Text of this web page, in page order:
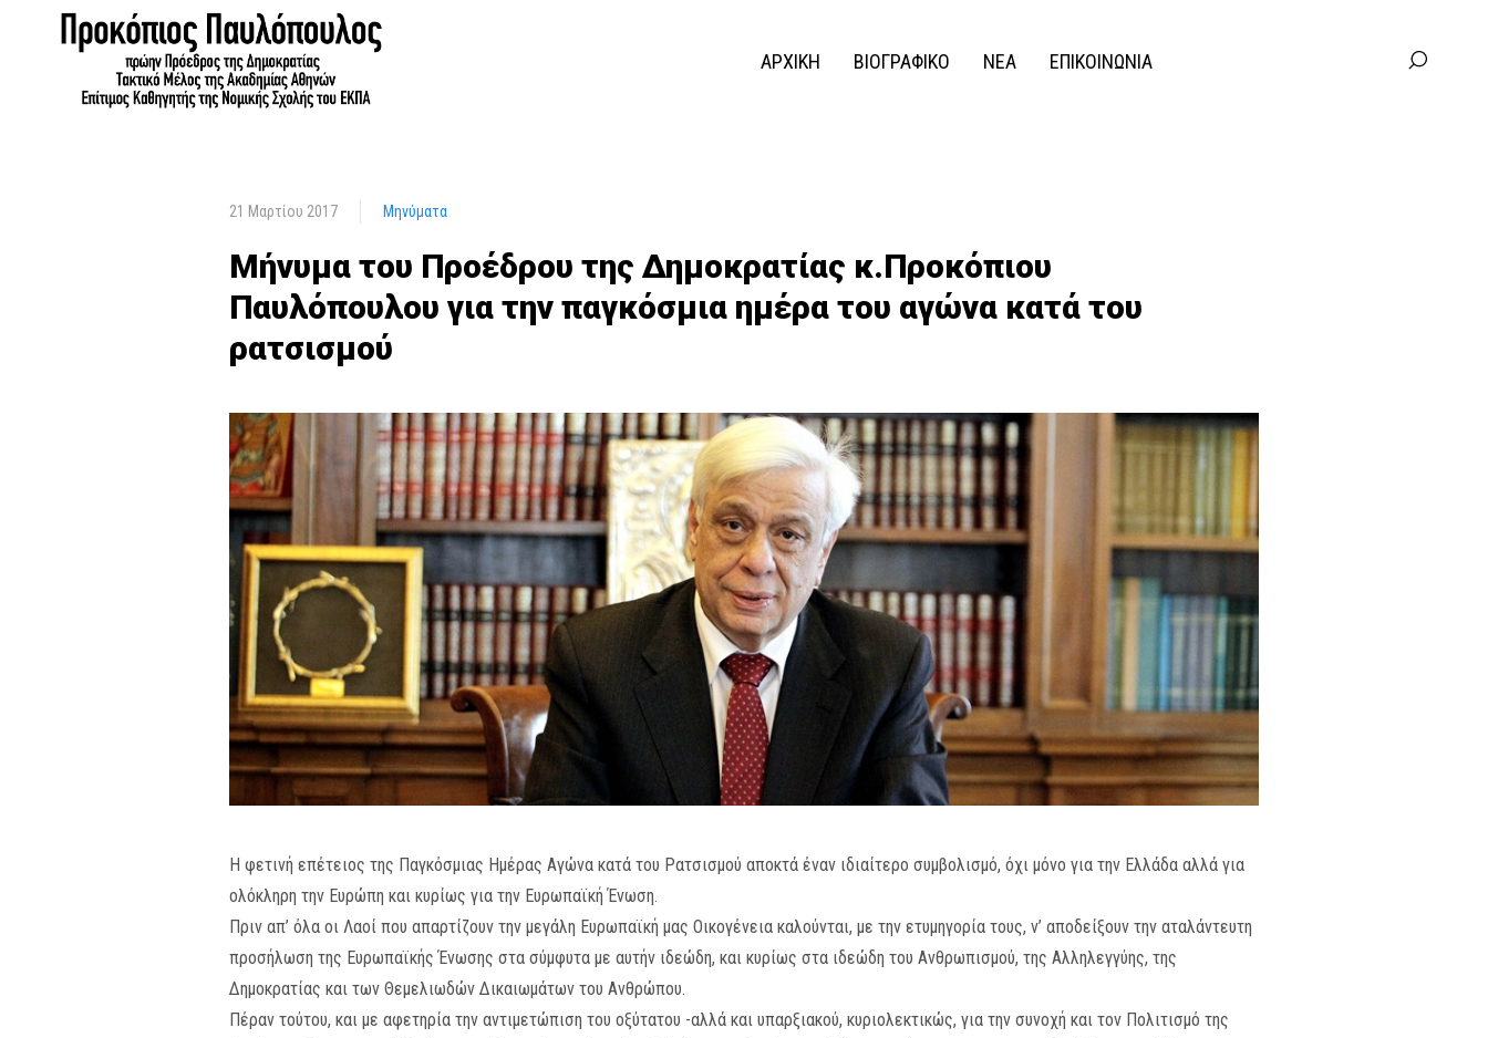
ΑΡΧΙΚΗ ΒΙΟΓΡΑΦΙΚΟ ΝΕΑ ΕΠΙΚΟΙΝΩΝΙΑ
21 Μαρτίου 2017 Μηνύματα
Μήνυμα του Προέδρου της Δημοκρατίας κ.Προκόπιου
Παυλόπουλου για την παγκόσμια ημέρα του αγώνα κατά του
ρατσισμού
Η φετινή επέτειος της Παγκόσμιας Ημέρας Αγώνα κατά του Ρατσισμού αποκτά έναν ιδιαίτερο συμβολισμό, όχι μόνο για την Ελλάδα αλλά για
ολόκληρη την Ευρώπη και κυρίως για την Ευρωπαϊκή Ένωση.
Πριν απ’ όλα οι Λαοί που απαρτίζουν την μεγάλη Ευρωπαϊκή μας Οικογένεια καλούνται, με την ετυμηγορία τους, ν’ αποδείξουν την αταλάντευτη
προσήλωση της Ευρωπαϊκής Ένωσης στα σύμφυτα με αυτήν ιδεώδη, και κυρίως στα ιδεώδη του Ανθρωπισμού, της Αλληλεγγύης, της
Δημοκρατίας και των Θεμελιωδών Δικαιωμάτων του Ανθρώπου.
Πέραν τούτου, και με αφετηρία την αντιμετώπιση του οξύτατου -αλλά και υπαρξιακού, κυριολεκτικώς, για την συνοχή και τον Πολιτισμό της